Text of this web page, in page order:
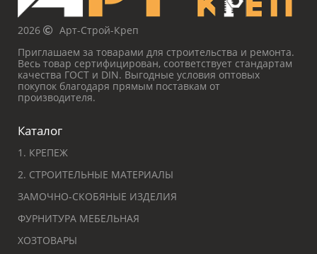
2026
Арт-Строй-Креп
Приглашаем за товарами для строительства и ремонта.
Весь товар сертифицирован, соответствует стандартам
качества ГОСТ и DIN. Выгодные условия оптовых
покупок благодаря прямым поставкам от
производителя.
Каталог
1. КРЕПЕЖ
2. СТРОИТЕЛЬНЫЕ МАТЕРИАЛЫ
ЗАМОЧНО-СКОБЯНЫЕ ИЗДЕЛИЯ
ФУРНИТУРА МЕБЕЛЬНАЯ
ХОЗТОВАРЫ